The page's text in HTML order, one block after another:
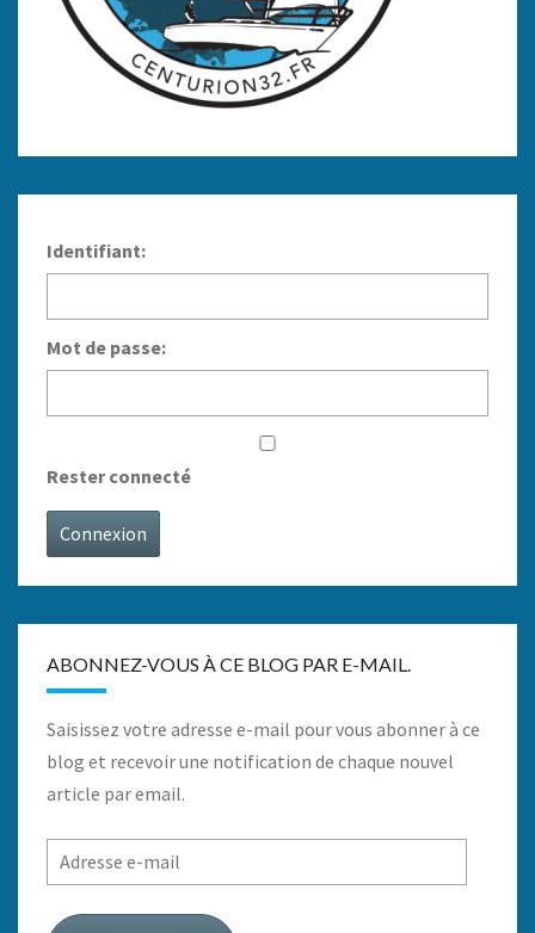
Identifiant:
Mot de passe:
Rester connecté
Connexion
ABONNEZ-VOUS À CE BLOG PAR E-MAIL.
Saisissez votre adresse e-mail pour vous abonner à ce
blog et recevoir une notification de chaque nouvel
article par email.
Adresse
e-
mail